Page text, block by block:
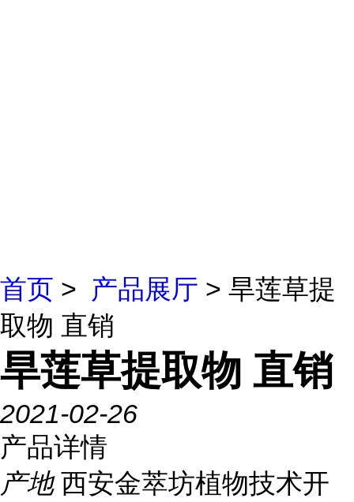
首页 > 产品展厅 > 旱莲草提
取物 直销
旱莲草提取物 直销
2021-02-26
产品详情
产地 西安金萃坊植物技术开